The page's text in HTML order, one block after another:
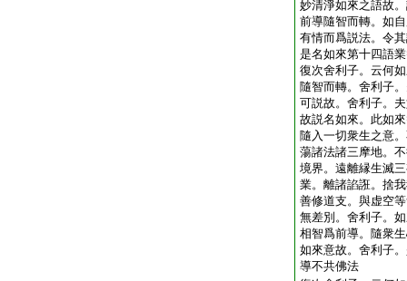
妙清淨如來之語故
前導隨智而轉。如
有情而爲説法。令
是名如來第十四語
復次舍利子。云何
隨智而轉。舍利子
可説故。舍利子。
故説名如來。此如
隨入一切衆生之意
蕩諸法諸三摩地。
境界。遠離縁生滅
業。離諸諂誑。捨
善修道支。與虚空
無差別。舍利子。
相智爲前導。隨衆
如來意故。舍利子
導不共佛法